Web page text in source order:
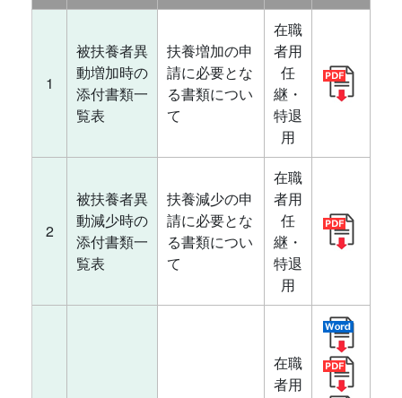
1
被扶養者異
動増加時の
添付書類一
覧表
扶養増加の申
請に必要とな
る書類につい
て
在職
者用
任
継・
特退
用
2
被扶養者異
動減少時の
添付書類一
覧表
扶養減少の申
請に必要とな
る書類につい
て
在職
者用
任
継・
特退
用
在職
者用